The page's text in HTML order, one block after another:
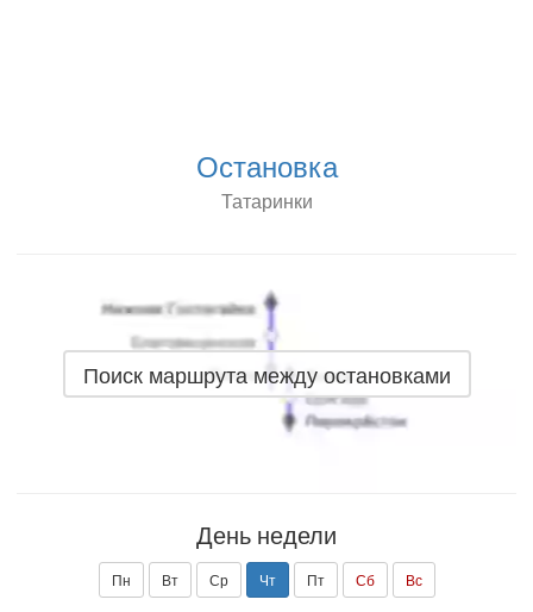
Остановка
Татаринки
Поиск маршрута между остановками
День недели
Пн Вт Ср Чт Пт Сб Вс